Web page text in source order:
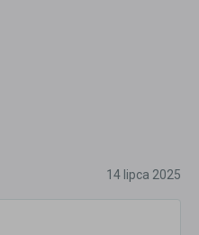
14 lipca 2025